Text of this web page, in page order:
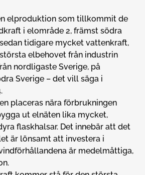
elproduktion som tillkommit de
i elområde 2, främst södra
tidigare mycket vattenkraft,
elbehovet från industrin
nordligaste Sverige, på
Sverige – det vill säga i
placeras nära förbrukningen
ut elnäten lika mycket,
flaskhalsar. Det innebär att det
är lönsamt att investera i
är medelmåttiga,